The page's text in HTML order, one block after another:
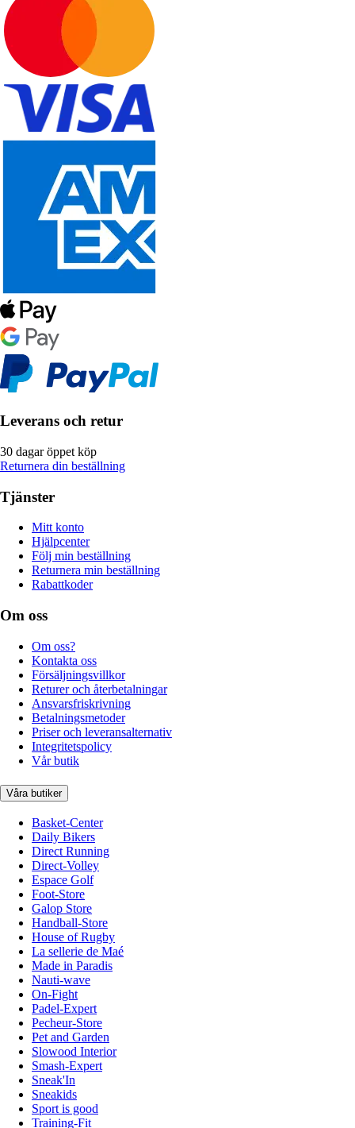
Leverans och retur
30 dagar öppet köp
Returnera din beställning
Tjänster
Mitt konto
Hjälpcenter
Följ min beställning
Returnera min beställning
Rabattkoder
Om oss
Om oss?
Kontakta oss
Försäljningsvillkor
Returer och återbetalningar
Ansvarsfriskrivning
Betalningsmetoder
Priser och leveransalternativ
Integritetspolicy
Vår butik
Våra butiker
Basket-Center
Daily Bikers
Direct Running
Direct-Volley
Espace Golf
Foot-Store
Galop Store
Handball-Store
House of Rugby
La sellerie de Maé
Made in Paradis
Nauti-wave
On-Fight
Padel-Expert
Pecheur-Store
Pet and Garden
Slowood Interior
Smash-Expert
Sneak'In
Sneakids
Sport is good
Training-Fit